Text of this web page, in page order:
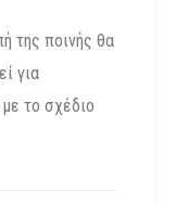
της ποινής θα
για
το σχέδιο